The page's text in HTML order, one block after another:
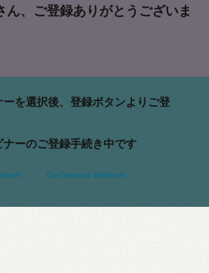
ん、ご登録ありがとうございま
を選択後、登録ボタンよりご登
ーのご登録手続き中です
On-Demand Webinars